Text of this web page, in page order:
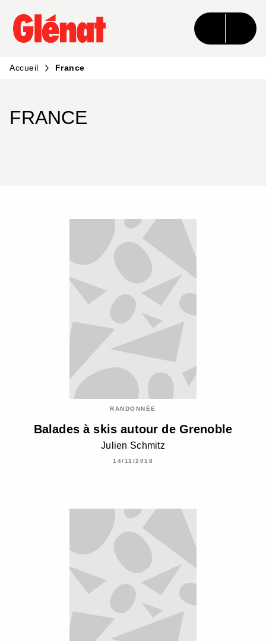
MENU RECHERCHE CONTENU
PIED DE PAGE
Accueil France
FRANCE
RANDONNÉE
Balades à skis autour de Grenoble
Julien Schmitz
14/11/2018